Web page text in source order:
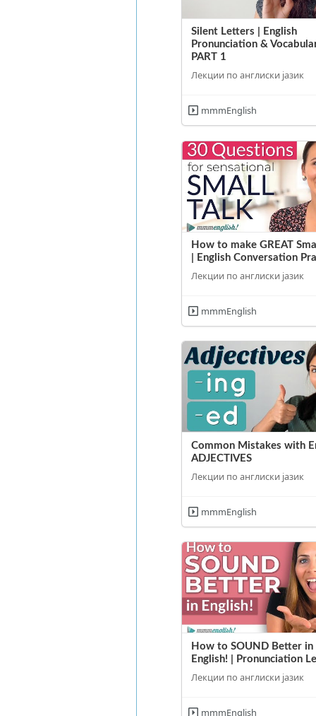
Silent Letters | English
Pronunciation &
PART 1
Лекции по англиски јазик
mmmEnglish
How to make GREAT
| English Conversation
Лекции по англиски јазик
mmmEnglish
Common Mistakes with
ADJECTIVES
Лекции по англиски јазик
mmmEnglish
How to SOUND Better in
English! | Pronunciation
Лекции по англиски јазик
mmmEnglish